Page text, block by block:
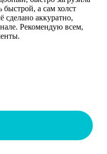
быстрой, а сам холст
сделано аккуратно,
Рекомендую всем,